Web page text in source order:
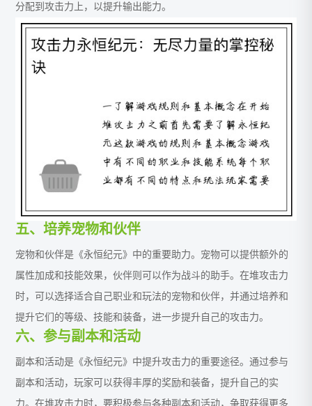
分配到攻击力上，以提升输出能力。
五、培养宠物和伙伴
宠物和伙伴是《永恒纪元》中的重要助力。宠物可以提供额外的
属性加成和技能效果，伙伴则可以作为战斗的助手。在堆攻击力
时，可以选择适合自己职业和玩法的宠物和伙伴，并通过培养和
提升它们的等级、技能和装备，进一步提升自己的攻击力。
六、参与副本和活动
副本和活动是《永恒纪元》中提升攻击力的重要途径。通过参与
副本和活动，玩家可以获得丰厚的奖励和装备，提升自己的实
力。在堆攻击力时，要积极参与各种副本和活动，争取获得更多